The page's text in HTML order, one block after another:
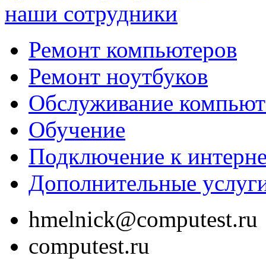
наши сотрудники
Ремонт компьютеров
Ремонт ноутбуков
Обслуживание
Обучение
Подключение к
Дополнительные
hmelnick@computest.ru
computest.ru